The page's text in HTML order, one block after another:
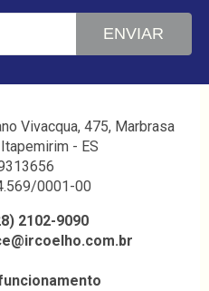
ENVIAR
Vivacqua, 475, Marbrasa
- ES
0001-00
2102-9090